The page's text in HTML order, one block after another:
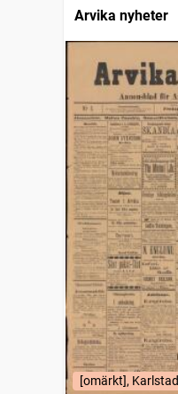
Arvika nyheter
[omärkt], Karlstad